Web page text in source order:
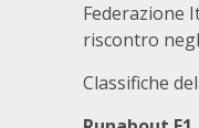
Federazione
riscontro
Classifiche